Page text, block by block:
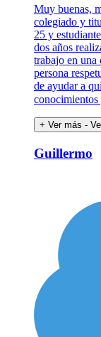
Muy buenas,
colegiado y
25 y
dos años
trabajo en una
persona
de ayudar a
+ Ver más -
Guillermo